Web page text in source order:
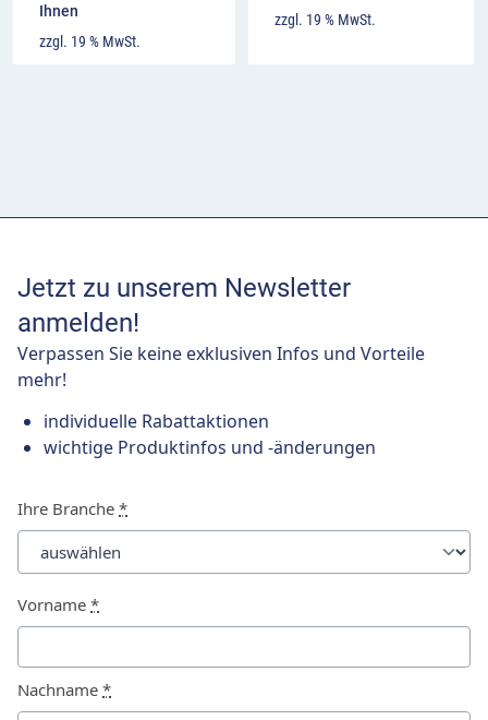
Ihnen
zzgl. 19 % MwSt.
zzgl. 19 % MwSt.
Jetzt zu unserem Newsletter
anmelden!
Verpassen Sie keine exklusiven Infos und Vorteile
mehr!
individuelle Rabattaktionen
wichtige Produktinfos und -änderungen
Ihre Branche *
Vorname *
Nachname *